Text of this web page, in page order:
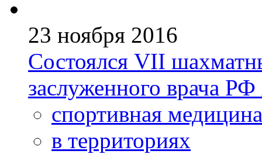
23 ноября 2016
Состоялся VII
заслуженного врача
спортивная медицина
в территориях